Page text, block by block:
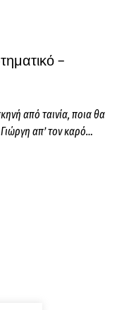
–
από ταινία, ποια θα
απ’ τον καρό…